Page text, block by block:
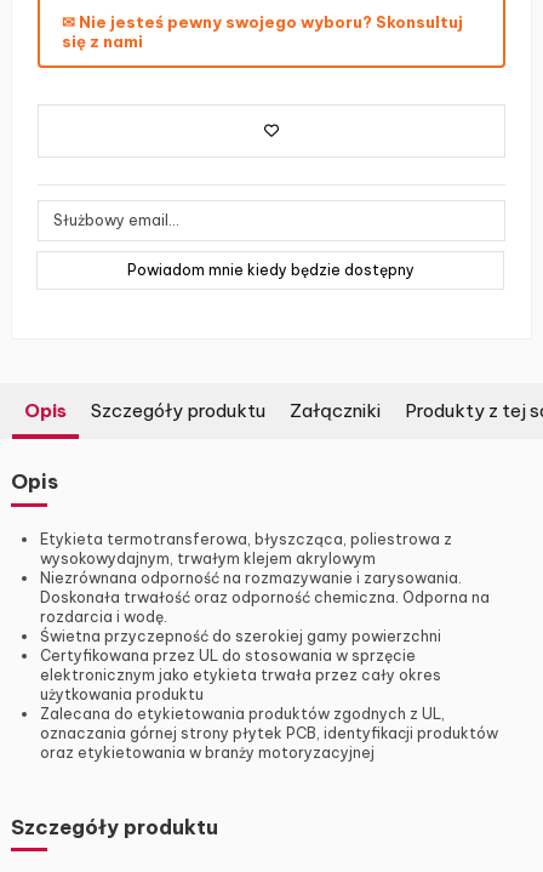
✉ Nie jesteś pewny swojego wyboru? Skonsultuj
się z nami
Opis Szczegóły produktu Załączniki Produkty z tej
Opis
Etykieta termotransferowa, błyszcząca, poliestrowa z
wysokowydajnym, trwałym klejem akrylowym
Niezrównana odporność na rozmazywanie i zarysowania.
Doskonała trwałość oraz odporność chemiczna. Odporna na
rozdarcia i wodę.
Świetna przyczepność do szerokiej gamy powierzchni
Certyfikowana przez UL do stosowania w sprzęcie
elektronicznym jako etykieta trwała przez cały okres
użytkowania produktu
Zalecana do etykietowania produktów zgodnych z UL,
oznaczania górnej strony płytek PCB, identyfikacji produktów
oraz etykietowania w branży motoryzacyjnej
Szczegóły produktu